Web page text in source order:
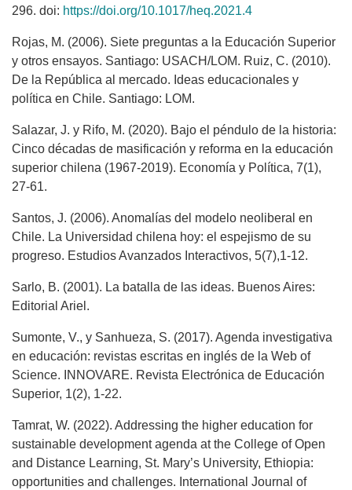
296. doi: https://doi.org/10.1017/heq.2021.4
Rojas, M. (2006). Siete preguntas a la Educación Superior
y otros ensayos. Santiago: USACH/LOM. Ruiz, C. (2010).
De la República al mercado. Ideas educacionales y
política en Chile. Santiago: LOM.
Salazar, J. y Rifo, M. (2020). Bajo el péndulo de la historia:
Cinco décadas de masificación y reforma en la educación
superior chilena (1967-2019). Economía y Política, 7(1),
27-61.
Santos, J. (2006). Anomalías del modelo neoliberal en
Chile. La Universidad chilena hoy: el espejismo de su
progreso. Estudios Avanzados Interactivos, 5(7),1-12.
Sarlo, B. (2001). La batalla de las ideas. Buenos Aires:
Editorial Ariel.
Sumonte, V., y Sanhueza, S. (2017). Agenda investigativa
en educación: revistas escritas en inglés de la Web of
Science. INNOVARE. Revista Electrónica de Educación
Superior, 1(2), 1-22.
Tamrat, W. (2022). Addressing the higher education for
sustainable development agenda at the College of Open
and Distance Learning, St. Mary’s University, Ethiopia:
opportunities and challenges. International Journal of